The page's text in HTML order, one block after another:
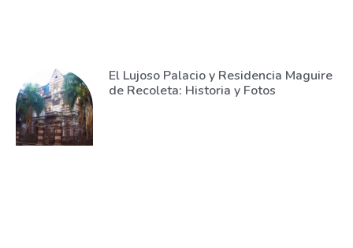
El Lujoso Palacio y Residencia Maguire
de Recoleta: Historia y Fotos